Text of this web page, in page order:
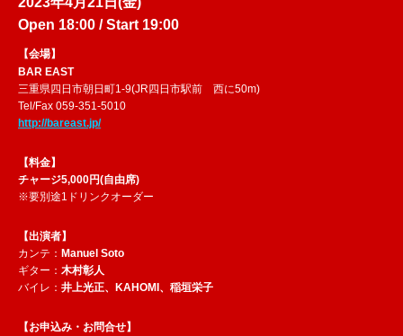
Open 18:00 / Start 19:00
【会場】
BAR EAST
三重県四日市朝日町1-9(JR四日市駅前 西に50m)
Tel/Fax 059-351-5010
http://bareast.jp/
【料金】
チャージ5,000円(自由席)
※要別途1ドリンクオーダー
【出演者】
カンテ： Manuel Soto
ギター： 木村彰人
バイレ： 井上光正、KAHOMI、稲垣栄子
【お申込み・お問合せ】